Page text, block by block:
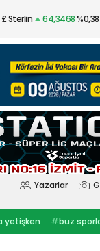
£ Sterlin 64,3468%0,38
Yazarlar
Kocaeli Stadı’nın atmosferini
#Selçuk İnan
#Kocaelispor